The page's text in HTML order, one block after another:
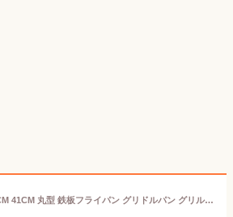
グリドルパン 30CM 41CM 丸型 鉄板フライパン グリドルパン グリルパン ガスコンロ 直火 炭火 グリル 韓国 鉄板 キッチン 丸型鉄板 フライパン 鉄鍋 取っ手 バーベキュー キャンプ アウトドア